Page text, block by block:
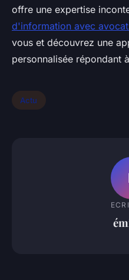
offre une expertise
d'information avec
vous et découvrez une
personnalisée répondant
Actu